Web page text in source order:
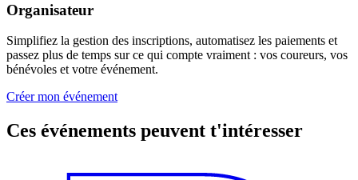
Organisateur
Simplifiez la gestion des inscriptions, automatisez les paiements et
passez plus de temps sur ce qui compte vraiment : vos coureurs, vos
bénévoles et votre événement.
Créer mon événement
Ces événements peuvent t'intéresser